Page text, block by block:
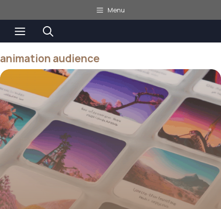
au
contenu
Menu
Menu
animation audience